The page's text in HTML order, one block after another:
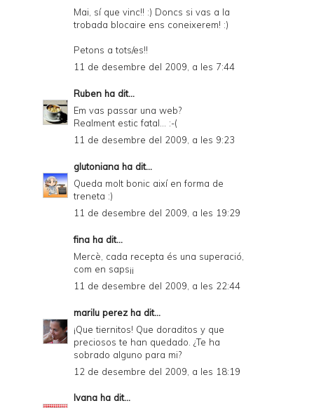
Mai, sí que vinc!! :) Doncs si vas a la
trobada blocaire ens coneixerem! :)
Petons a tots/es!!
11 de desembre del 2009, a les 7:44
Ruben ha dit...
Em vas passar una web?
Realment estic fatal... :-(
11 de desembre del 2009, a les 9:23
glutoniana ha dit...
Queda molt bonic així en forma de
treneta :)
11 de desembre del 2009, a les 19:29
fina ha dit...
Mercè, cada recepta és una superació,
com en saps¡¡
11 de desembre del 2009, a les 22:44
marilu perez ha dit...
¡Que tiernitos! Que doraditos y que
preciosos te han quedado. ¿Te ha
sobrado alguno para mi?
12 de desembre del 2009, a les 18:19
Ivana ha dit...